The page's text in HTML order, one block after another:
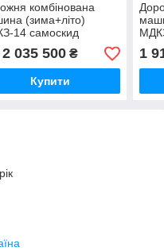
комбінована
(зима+літо)
14 самоскид
5550
2 035 500₴
Купити
1